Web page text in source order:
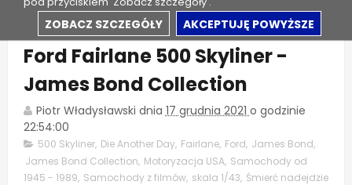
a
Mikołajkowy prezent - 1957
Ford Fairlane 500 Skyliner -
James Bond Collection
Piotr Władysławski dnia 17 grudnia 2021 o godzinie
22:54:00
500 Skyliner, Die Another Day, Fairlane, Ford, James Bond,
James Bond Collection, Motoryzacja USA, Samochody od
1945 - 1989, Samochody z filmów, skala 1/43, Śmierć nadejdzie
ZOBACZ SZCZEGÓŁY AKCEPTUJĘ POWYŻSZE